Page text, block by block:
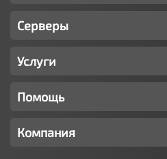
Серверы
Услуги
Помощь
Компания